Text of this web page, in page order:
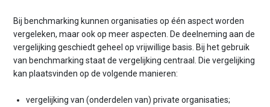
Bij benchmarking kunnen organisaties op één aspect worden
vergeleken, maar ook op meer aspecten. De deelneming aan de
vergelijking geschiedt geheel op vrijwillige basis. Bij het gebruik
van benchmarking staat de vergelijking centraal. Die vergelijking
kan plaatsvinden op de volgende manieren:
vergelijking van (onderdelen van) private organisaties;